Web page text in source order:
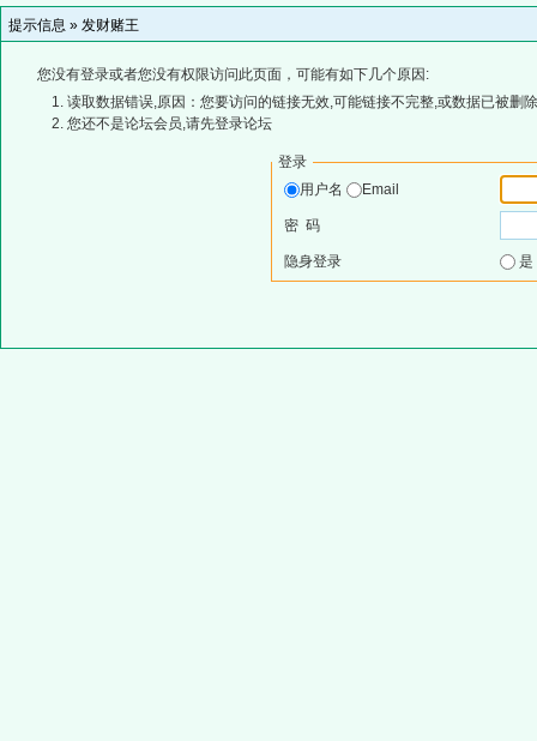
提示信息 » 发财赌王
您没有登录或者您没有权限访问此页面，可能有如下几个原因:
读取数据错误,原因：您要访问的链接无效,可能链接不完整,或数据已被删
您还不是论坛会员,请先登录论坛
登录
用户名
Email
密 码
隐身登录